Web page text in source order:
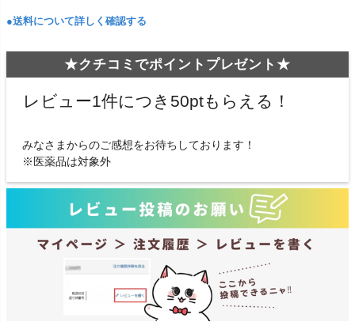
●送料について詳しく確認する
★クチコミでポイントプレゼント★
レビュー1件につき50ptもらえる！
みなさまからのご感想をお待ちしております！
※医薬品は対象外